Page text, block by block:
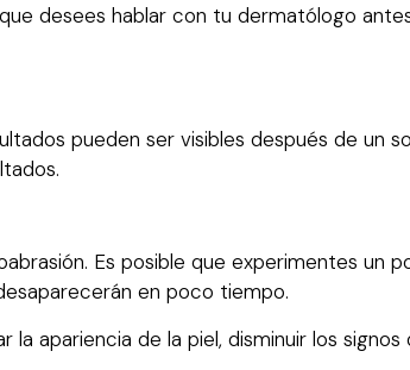
desees hablar con tu dermatólogo
pueden ser visibles después de un
Es posible que experimentes un
en poco tiempo.
apariencia de la piel, disminuir los signos